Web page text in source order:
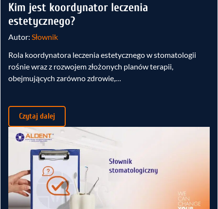
Kim jest koordynator leczenia
estetycznego?
Autor: Słownik
Rola koordynatora leczenia estetycznego w stomatologii
rośnie wraz z rozwojem złożonych planów terapii,
obejmujących zarówno zdrowie,…
Czytaj dalej